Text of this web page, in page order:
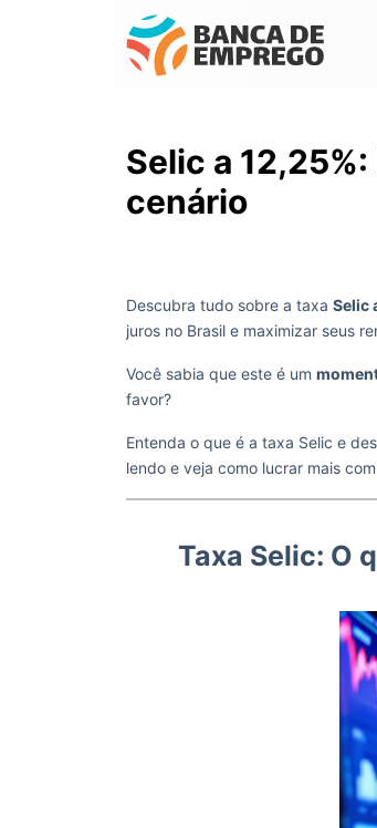
Selic a
cenário
Descubra tudo sobre a taxa Selic
juros no Brasil e maximizar seus
Você sabia que este é um
favor?
Entenda o que é a taxa Selic e
lendo e veja como lucrar mais
Taxa Selic: O